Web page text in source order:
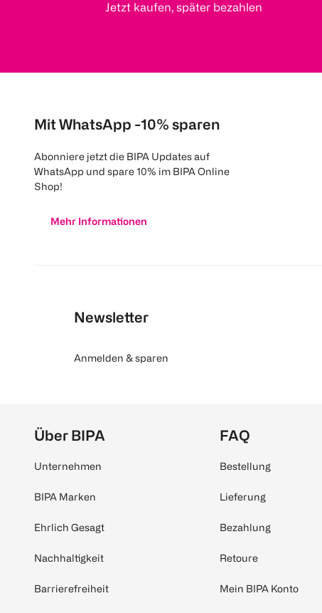
Jetzt kaufen, später bezahlen
Mit WhatsApp -10% sparen
Abonniere jetzt die BIPA Updates auf
WhatsApp und spare 10% im BIPA Online
Shop!
Mehr Informationen
Newsletter
Anmelden & sparen
Über BIPA
Unternehmen
BIPA Marken
Ehrlich Gesagt
Nachhaltigkeit
Barrierefreiheit
FAQ
Bestellung
Lieferung
Bezahlung
Retoure
Mein BIPA Konto